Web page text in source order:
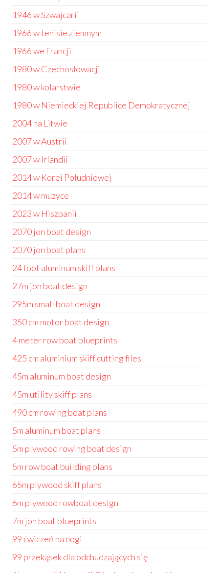
1946 w Szwajcarii
1966 w tenisie ziemnym
1966 we Francji
1980 w Czechosłowacji
1980 w kolarstwie
1980 w Niemieckiej Republice Demokratycznej
2004 na Litwie
2007 w Austrii
2007 w Irlandii
2014 w Korei Południowej
2014 w muzyce
2023 w Hiszpanii
2070 jon boat design
2070 jon boat plans
24 foot aluminum skiff plans
27m jon boat design
295m small boat design
350 cm motor boat design
4 meter row boat blueprints
425 cm aluminium skiff cutting files
45m aluminum boat design
45m utility skiff plans
490 cm rowing boat plans
5m aluminum boat plans
5m plywood rowing boat design
5m row boat building plans
65m plywood skiff plans
6m plywood rowboat design
7m jon boat blueprints
99 ćwiczeń na nogi
99 przekąsek dla odchudzających się